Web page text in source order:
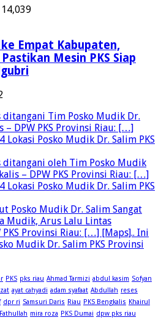
14,039
Empat Kabupaten,
Mesin PKS Siap
ditangani Tim Posko Mudik Dr.
– DPW PKS Provinsi Riau: […]
Lokasi Posko Mudik Dr. Salim PKS
ditangani oleh Tim Posko Mudik
– DPW PKS Provinsi Riau: […]
Lokasi Posko Mudik Dr. Salim PKS
Posko Mudik Dr. Salim Sangat
Mudik, Arus Lalu Lintas
Provinsi Riau: […] [Maps].. Ini
Mudik Dr. Salim PKS Provinsi
PKS pks riau Ahmad Tarmizi abdul kasim Sofyan
ayat cahyadi adam syafaat Abdullah reses
dpr ri Samsuri Daris Riau PKS Bengkalis Khairul
mira roza PKS Dumai dpw pks riau